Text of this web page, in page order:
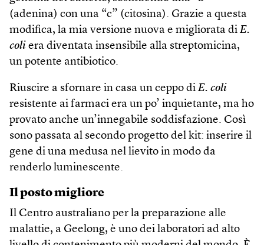
(adenina) con una “c” (citosina). Grazie a questa
modifica, la mia versione nuova e migliorata di E.
coli era diventata insensibile alla streptomicina,
un potente antibiotico.
Riuscire a sfornare in casa un ceppo di E. coli
resistente ai farmaci era un po’ inquietante, ma ho
provato anche un’innegabile soddisfazione. Così
sono passata al secondo progetto del kit: inserire il
gene di una medusa nel lievito in modo da
renderlo luminescente.
Il posto migliore
Il Centro australiano per la preparazione alle
malattie, a Geelong, è uno dei laboratori ad alto